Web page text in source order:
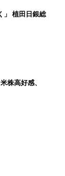
」 植田日銀総
株高好感、